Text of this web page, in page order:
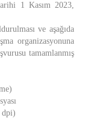
1 Kasım 2023,
ve aşağıda
organizasyonuna
tamamlanmış
dpi)